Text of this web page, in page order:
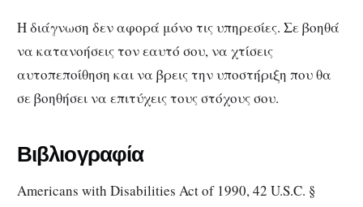
Η διάγνωση δεν αφορά μόνο τις υπηρεσίες. Σε βοηθά
να κατανοήσεις τον εαυτό σου, να χτίσεις
αυτοπεποίθηση και να βρεις την υποστήριξη που θα
σε βοηθήσει να επιτύχεις τους στόχους σου.
Βιβλιογραφία
Americans with Disabilities Act of 1990, 42 U.S.C. §